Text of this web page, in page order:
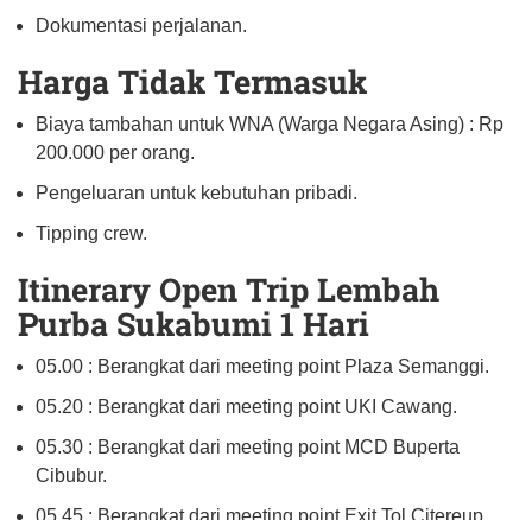
Dokumentasi perjalanan.
Harga Tidak Termasuk
Biaya tambahan untuk WNA (Warga Negara Asing) : Rp
200.000 per orang.
Pengeluaran untuk kebutuhan pribadi.
Tipping crew.
Itinerary Open Trip Lembah
Purba Sukabumi 1 Hari
05.00 : Berangkat dari meeting point Plaza Semanggi.
05.20 : Berangkat dari meeting point UKI Cawang.
05.30 : Berangkat dari meeting point MCD Buperta
Cibubur.
05.45 : Berangkat dari meeting point Exit Tol Citereup.